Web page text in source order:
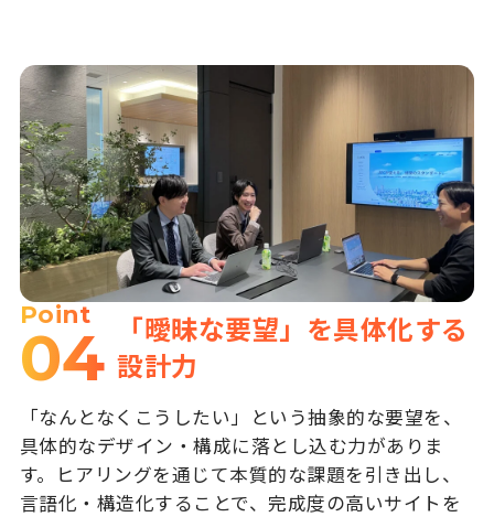
Point
04
「曖昧な要望」を具体化する
設計力
「なんとなくこうしたい」という抽象的な要望を、
具体的なデザイン・構成に落とし込む力がありま
す。ヒアリングを通じて本質的な課題を引き出し、
言語化・構造化することで、完成度の高いサイトを